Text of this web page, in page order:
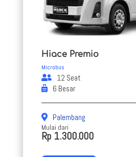
Hiace Premio
Microbus
12 Seat
6 Besar
Palembang
Mulai dari
Rp 1.300.000